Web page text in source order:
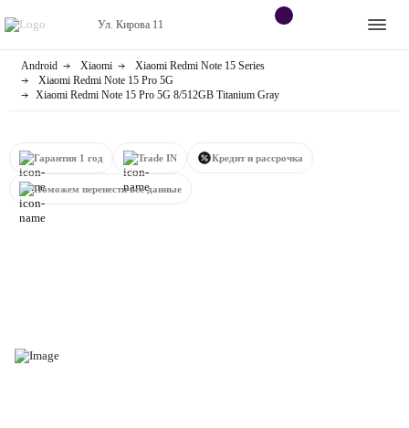
Ул. Кирова 11
Контакты
магазине
Apple
Яндекс станции
Приставки
Android Xiaomi
Xiaomi Redmi Note 15 Series
Xiaomi Redmi Note 15 Pro 5G
Xiaomi Redmi Note 15 Pro 5G 8/512GB Titanium Gray
Гарантия 1 год Trade IN Кредит и рассрочка
Поможем перенести все данные